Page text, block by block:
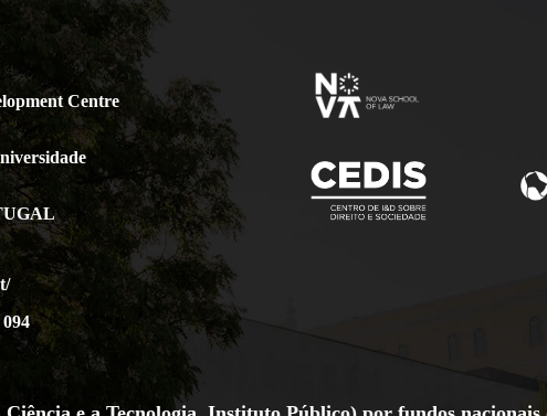
Centre
094